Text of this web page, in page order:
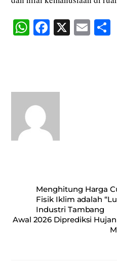
W
pp
Fa X E
Menghitung Harga
Fisik Iklim adalah
Industri Tambang
Awal 2026 Diprediksi